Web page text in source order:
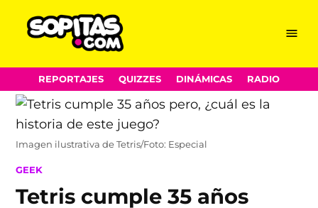
Skip
to
content
Menu
REPORTAJES QUIZZES DINÁMICAS RADIO
Imagen ilustrativa de Tetris/Foto: Especial
POSTED
GEEK
Tetris cumple 35 años